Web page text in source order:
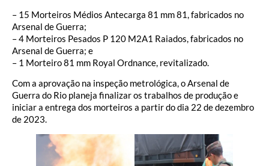
– 15 Morteiros Médios Antecarga 81 mm 81, fabricados no
Arsenal de Guerra;
– 4 Morteiros Pesados P 120 M2A1 Raiados, fabricados no
Arsenal de Guerra; e
– 1 Morteiro 81 mm Royal Ordnance, revitalizado.
Com a aprovação na inspeção metrológica, o Arsenal de
Guerra do Rio planeja finalizar os trabalhos de produção e
iniciar a entrega dos morteiros a partir do dia 22 de dezembro
de 2023.